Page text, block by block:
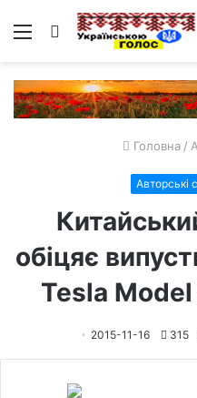
Меню Пошук
Головна /
Авторські
обіцяє
Tesla Model
2015-11-16 315